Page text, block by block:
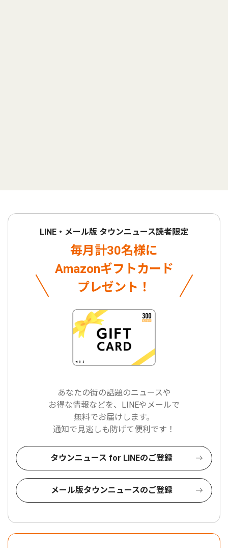
LINE・メール版 タウンニュース読者限定
毎月計30名様に
Amazonギフトカード
プレゼント！
あなたの街の話題のニュースや
お得な情報などを、LINEやメールで
無料でお届けします。
通知で見逃しも防げて便利です！
タウンニュース for LINEのご登録
メール版タウンニュースのご登録